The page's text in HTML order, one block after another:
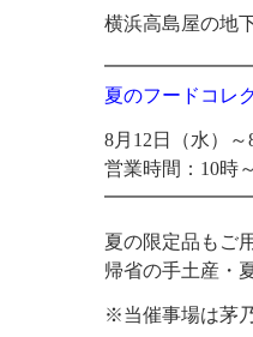
横浜高島屋の地
夏のフードコレ
8月12日（水）
営業時間：10時
夏の限定品もご
帰省の手土産・
※当催事場は茅